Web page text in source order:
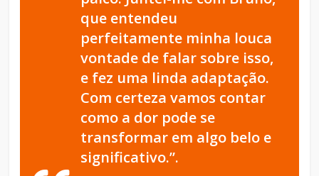
que entendeu
perfeitamente minha louca
vontade de falar sobre isso,
e fez uma linda adaptação.
Com certeza vamos contar
como a dor pode se
transformar em algo belo e
significativo.”.